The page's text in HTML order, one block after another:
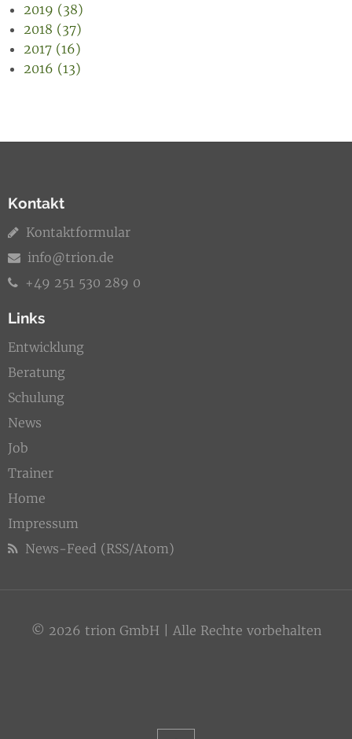
2019 (38)
2018 (37)
2017 (16)
2016 (13)
Kontakt
Kontaktformular
info@trion.de
+49 251 530 289 0
Links
Entwicklung
Beratung
Schulung
News
Job
Trainer
Home
Impressum
News-Feed (RSS/Atom)
© 2026 trion GmbH | Alle Rechte vorbehalten